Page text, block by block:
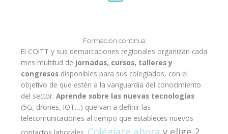
Formación continua
El COITT y sus demarcaciones regionales organizan cada
mes multitud de jornadas, cursos, talleres y
congresosdisponibles para sus colegiados, con el
objetivo de que estén a la vanguardia del conocimiento
del sector. Aprende sobre las nuevas tecnologías
(5G, drones, IOT…) que van a definir las
telecomunicaciones al tiempo que estableces nuevos
contactos laborales. Colégiate ahora y elige 2